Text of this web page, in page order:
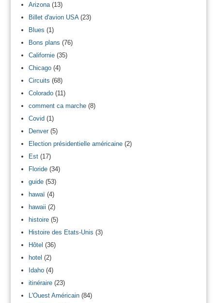
Arizona(13)
Billet d'avion USA(23)
Blues (1)
Bons plans (76)
Californie(35)
Chicago(4)
Circuits (68)
Colorado(11)
comment ca marche(8)
Covid(1)
Denver(5)
Election présidentielle américaine(2)
Est(17)
Floride(34)
guide(53)
hawaï(4)
hawaii (2)
histoire(5)
Histoire des Etats-Unis (3)
Hôtel (36)
hotel (2)
Idaho(4)
itinéraire(23)
L'Ouest Américain(84)